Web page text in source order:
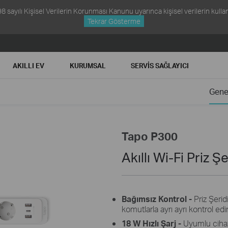
Kişisel Verilerin Korunması Kanunu uyarınca kişisel verilerin
Tekrar Gösterme
AKILLI EV KURUMSAL SERVIS SAĞLAYICI
Tapo P300
Akıllı Wi-Fi Priz
Bağımsız Kontrol - Priz
komutlarla ayrı ayrı kontrol
18 W Hızlı Şarj - Uyumlu